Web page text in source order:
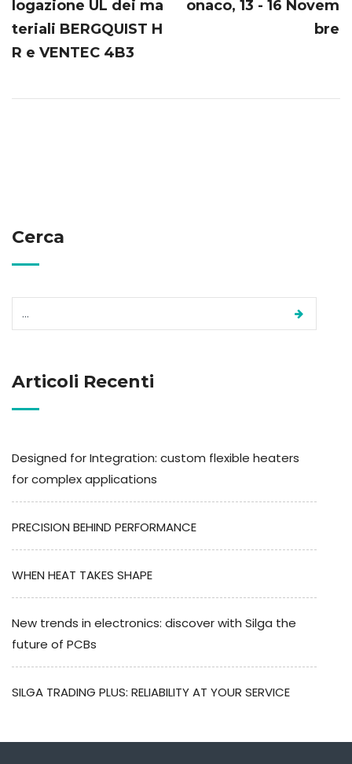
logazione UL dei ma
teriali BERGQUIST H
R e VENTEC 4B3
onaco, 13 - 16 Novem
bre
Cerca
Articoli Recenti
Designed for Integration: custom flexible heaters
for complex applications
PRECISION BEHIND PERFORMANCE
WHEN HEAT TAKES SHAPE
New trends in electronics: discover with Silga the
future of PCBs
SILGA TRADING PLUS: RELIABILITY AT YOUR SERVICE